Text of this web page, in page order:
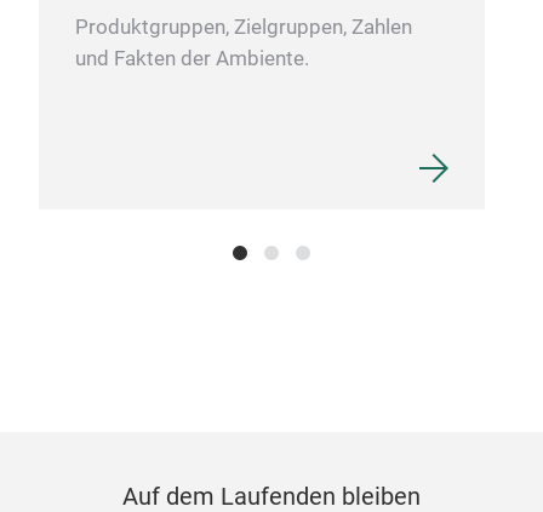
Produktgruppen, Zielgruppen, Zahlen
und Fakten der Ambiente.
Auf dem Laufenden bleiben